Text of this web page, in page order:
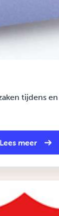
tijdens
Lees meer